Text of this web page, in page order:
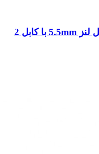
اتوسکوپ دیجیتال 1.3 مگاپیکسل لنز 5.5mm با کابل 2